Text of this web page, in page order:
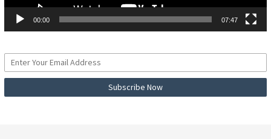
00:00 07:47